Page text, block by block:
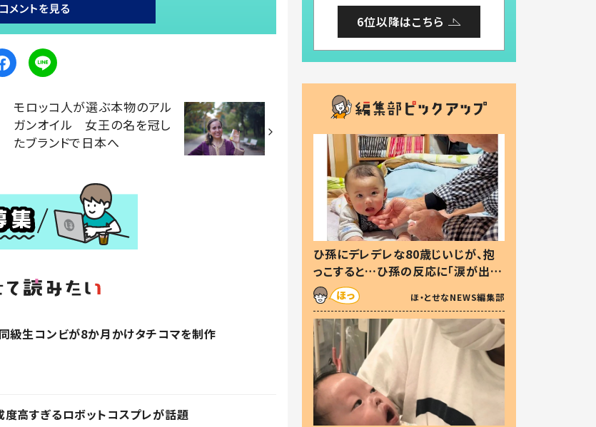
メントを見る
モロッコ人が選ぶ本物のアル
ガンオイル 女王の名を冠し
たブランドで日本へ
生コンビが8か月かけタチコマを制作
高すぎるロボットコスプレが話題
6位以降はこちら
ひ孫にデレデレな80歳じいじが、抱
っこすると…ひ孫の反応に「涙が出ま
した」「可愛くて仕方ない」
ほ・とせなNEWS編集部